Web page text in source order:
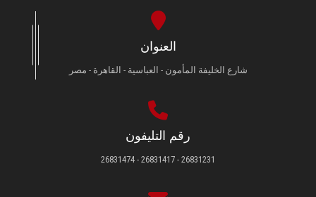
العنوان
شارع الخليفة المأمون - العباسية - القاهرة - مصر
رقم التليفون
26831231 - 26831417 - 26831474